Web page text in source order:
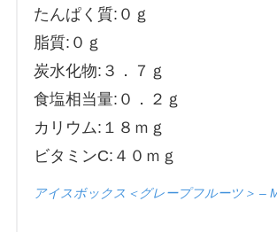
たんぱく質:０ｇ
脂質:０ｇ
炭水化物:３．７ｇ
食塩相当量:０．２ｇ
カリウム:１８ｍｇ
ビタミンC:４０ｍｇ
アイスボックス＜グレープフルーツ＞ –